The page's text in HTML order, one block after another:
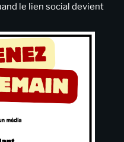
le lien social devient